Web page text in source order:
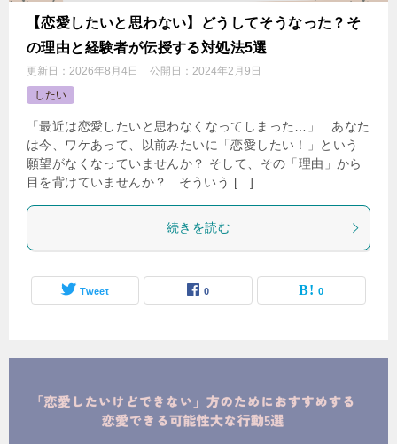
【恋愛したいと思わない】どうしてそうなった？そ
の理由と経験者が伝授する対処法5選
更新日： 2026年8月4日 公開日： 2024年2月9日
したい
「最近は恋愛したいと思わなくなってしまった…」 あなた
は今、ワケあって、以前みたいに「恋愛したい！」という
願望がなくなっていませんか？ そして、その「理由」から
目を背けていませんか？ そういう […]
続きを読む
Tweet 0 0